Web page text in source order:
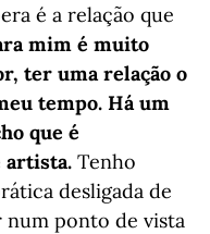
é a relação que
mim é muito
ter uma relação o
tempo. Há um
que é
artista. Tenho
desligada de
ponto de vista